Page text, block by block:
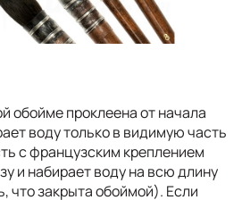
обойме проклеена от начала
воду только в видимую часть
с французским креплением
и набирает воду на всю длину
что закрыта обоймой). Если